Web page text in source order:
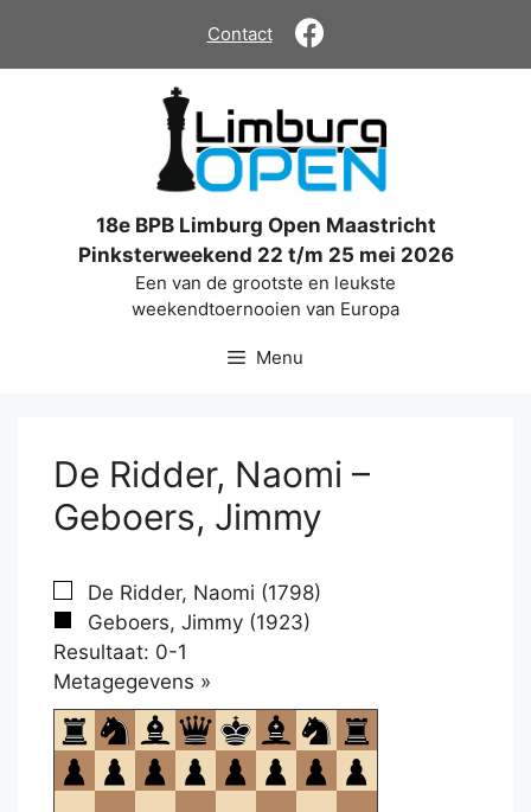
de
Contact
18e BPB Limburg Open Maastricht
Pinksterweekend 22 t/m 25 mei 2026
Een van de grootste en leukste
weekendtoernooien van Europa
Menu
De Ridder, Naomi –
Geboers, Jimmy
De Ridder, Naomi (1798)
Geboers, Jimmy (1923)
Resultaat: 0-1
Metagegevens »
om
te
openen.